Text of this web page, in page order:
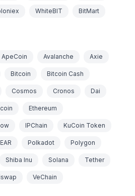
WhiteBIT BitMart
ApeCoin Avalanche Axie
Bitcoin Bitcoin Cash
Cosmos Cronos Dai
Ethereum
IPChain KuCoin Token
Polkadot Polygon
Shiba Inu Solana Tether
VeChain